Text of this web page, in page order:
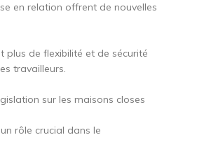
en relation offrent de nouvelles
plus de flexibilité et de sécurité
travailleurs.
sur les maisons closes
rôle crucial dans le